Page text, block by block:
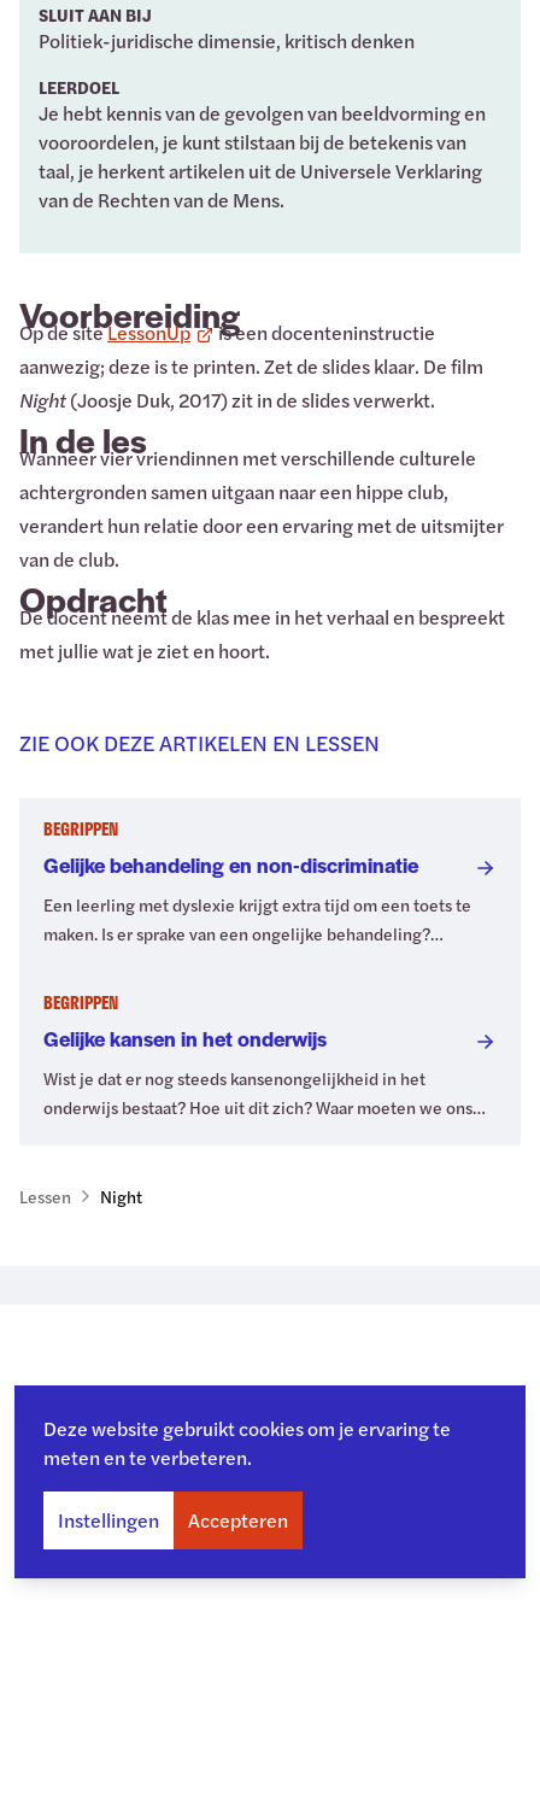
SLUIT AAN BIJ
Politiek-juridische dimensie, kritisch denken
LEERDOEL
Je hebt kennis van de gevolgen van beeldvorming en
vooroordelen, je kunt stilstaan bij de betekenis van
taal, je herkent artikelen uit de Universele Verklaring
van de Rechten van de Mens.
Voorbereiding
Op de siteLessonUp
is een docenteninstructie
aanwezig; deze is te printen. Zet de slides klaar. De film
Night(Joosje Duk, 2017) zit in de slides verwerkt.
In de les
Wanneer vier vriendinnen met verschillende culturele
achtergronden samen uitgaan naar een hippe club,
verandert hun relatie door een ervaring met de uitsmijter
van de club.
Opdracht
De docent neemt de klas mee in het verhaal en bespreekt
met jullie wat je ziet en hoort.
ZIE OOK DEZE ARTIKELEN EN LESSEN
Gelijke behandeling en non-discriminatie
BEGRIPPEN
Een leerling met dyslexie krijgt extra tijd om een toets te
maken. Is er sprake van een ongelijke behandeling?
Gelijke kansen in het onderwijs
BEGRIPPEN
Wist je dat er nog steeds kansenongelijkheid in het
onderwijs bestaat? Hoe uit dit zich? Waar moeten we ons
Lessen Night
Deze website gebruikt cookies om je ervaring te
meten en te verbeteren.
Instellingen Accepteren